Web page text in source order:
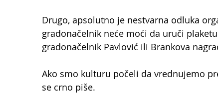
Drugo, apsolutno je nestvarna odluka
gradonačelnik neće moći da uruči
gradonačelnik Pavlović ili Brankova
Ako smo kulturu počeli da vrednujemo
se crno piše.